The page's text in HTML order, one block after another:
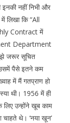
नहीं निभी और
लिखा कि “All
Contract में
Department
जरूर सूचित
पैसे इतने कम
में मैं गतप्राण हो
थी। 1956 में ही
लिए उन्होंने खूब काम
चाहते थे। ‘नया खून’